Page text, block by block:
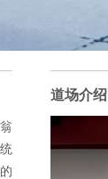
道场介绍